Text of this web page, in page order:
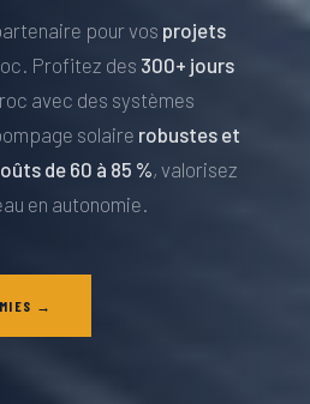
pour vos projets
Profitez des 300+ jours
avec des systèmes
solaire robustes et
de 60 à 85 %, valorisez
en autonomie.
→